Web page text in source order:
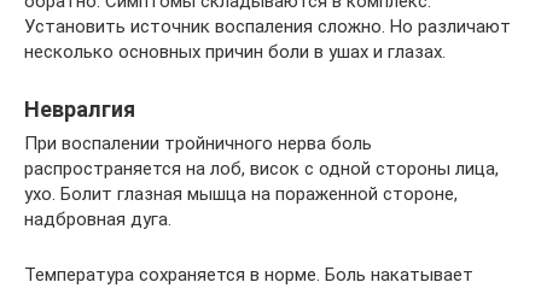
Установить источник воспаления сложно. Но различают
несколько основных причин боли в ушах и глазах.
Невралгия
При воспалении тройничного нерва боль
распространяется на лоб, висок с одной стороны лица,
ухо. Болит глазная мышца на пораженной стороне,
надбровная дуга.
Температура сохраняется в норме. Боль накатывает